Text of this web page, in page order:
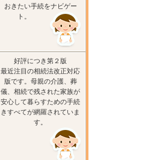
おきたい手続をナビゲー
ト。
好評につき第２版
最近注目の相続法改正対応
版です。母親の介護、葬
儀、相続で残された家族が
安心して暮らすための手続
きすべてが網羅されていま
す。